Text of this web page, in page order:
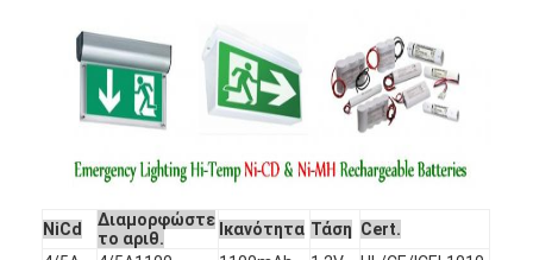
NiCd
Διαμορφώστε
το αριθ.
Ικανότητα Τάση Cert.